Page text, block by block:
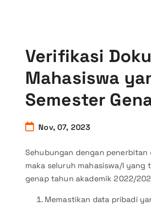
Verifikasi
Mahasiswa
Semester
Nov, 07, 2023
Sehubungan dengan
maka seluruh mahasiswa/I yang
genap tahun akademik 2022/
Memastikan data pribadi